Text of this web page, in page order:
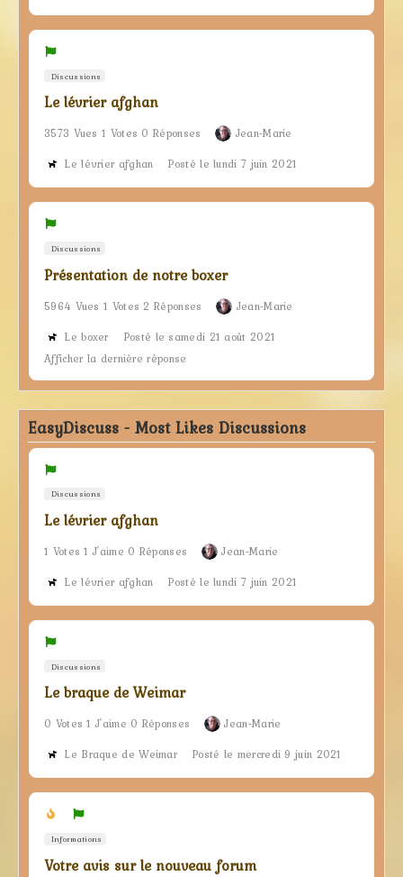
Discussions
Le lévrier afghan
3573 Vues 1 Votes 0 Réponses
Jean-Marie
Le lévrier afghan
Posté le lundi 7 juin 2021
Discussions
Présentation de notre boxer
5964 Vues 1 Votes 2 Réponses
Jean-Marie
Le boxer
Posté le samedi 21 août 2021
Afficher la dernière réponse
EasyDiscuss - Most Likes Discussions
Discussions
Le lévrier afghan
1 Votes 1 J'aime 0 Réponses
Jean-Marie
Le lévrier afghan
Posté le lundi 7 juin 2021
Discussions
Le braque de Weimar
0 Votes 1 J'aime 0 Réponses
Jean-Marie
Le Braque de Weimar
Posté le mercredi 9 juin 2021
Informations
Votre avis sur le nouveau forum